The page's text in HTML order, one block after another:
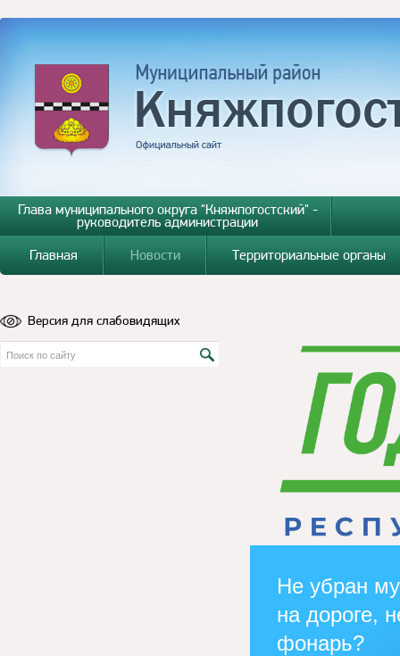
Глава муниципального округа "Княжпогостский" -
руководитель администрации
Главная
Новости Территориальные органы
Версия для слабовидящих
Не убран
на дороге,
фонарь?